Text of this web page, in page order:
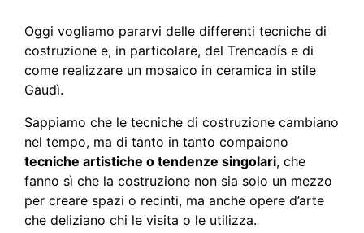
Oggi vogliamo pararvi delle differenti tecniche di
costruzione e, in particolare, del Trencadís e di
come realizzare un mosaico in ceramica in stile
Gaudì.
Sappiamo che le tecniche di costruzione cambiano
nel tempo, ma di tanto in tanto compaiono
tecniche artistiche o tendenze singolari, che
fanno sì che la costruzione non sia solo un mezzo
per creare spazi o recinti, ma anche opere d’arte
che deliziano chi le visita o le utilizza.